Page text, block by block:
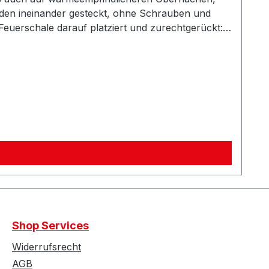
ineinander gesteckt, ohne Schrauben und
Shop Services
Widerrufsrecht
AGB